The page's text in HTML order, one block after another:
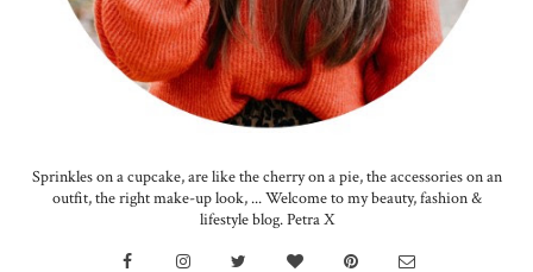
Sprinkles on a cupcake, are like the cherry on a pie, the accessories on an
outfit, the right make-up look, ... Welcome to my beauty, fashion &
lifestyle blog. Petra X